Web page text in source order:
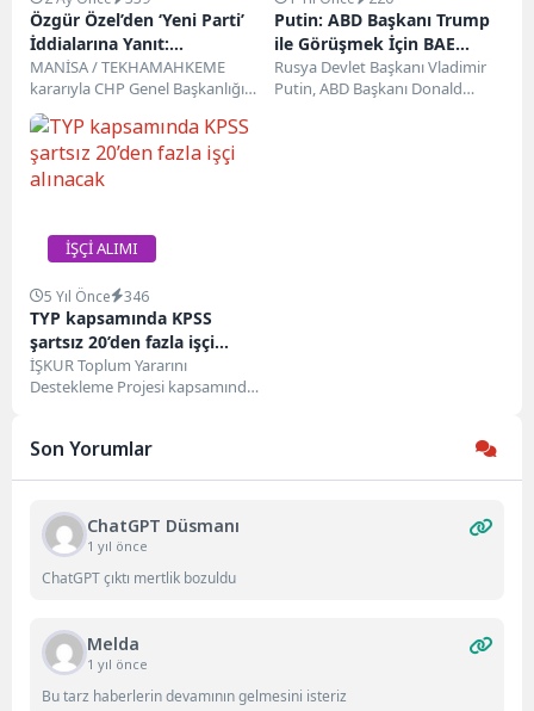
Özgür Özel’den ‘Yeni Parti’
İddialarına Yanıt:
Atatürk’ün Partisine Sahip
Çıkacağız
MANİSA / TEKHAMAHKEME
kararıyla CHP Genel Başkanlığı
görevinden uzaklaştırılan Özgür
Özel, Kurban Bayramı namazını
memleketi...
Putin: ABD Başkanı Trump
ile Görüşmek İçin BAE
Uygun Bir Yer
Rusya Devlet Başkanı Vladimir
Putin, ABD Başkanı Donald
İŞÇİ ALIMI
5 Yıl Önce 346
TYP kapsamında KPSS
şartsız 20’den fazla işçi
alınacak
İŞKUR Toplum Yararını
Destekleme Projesi kapsamında.
Açıklandı....
Son Yorumlar
ChatGPT Düsmanı
1 yıl önce
ChatGPT çıktı mertlik bozuldu
Melda
1 yıl önce
Bu tarz haberlerin devamının gelmesini isteriz